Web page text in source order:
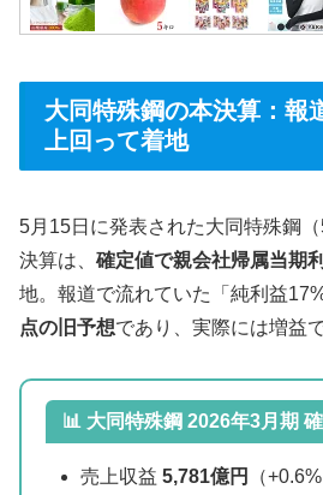
大同特殊鋼の本決算：報
上回って着地
5月15日に発表された大同特殊鋼
決算は、 確定値で親会社帰属当期
地。報道で流れていた「純利益
点の旧予想であり、実際には増益
📊 大同特殊鋼 2026年3月期
売上収益5,781億円 （